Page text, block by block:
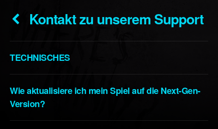
Kontakt zu unserem Support
TECHNISCHES
Wie aktualisiere ich mein Spiel auf die Next-Gen-
Version?